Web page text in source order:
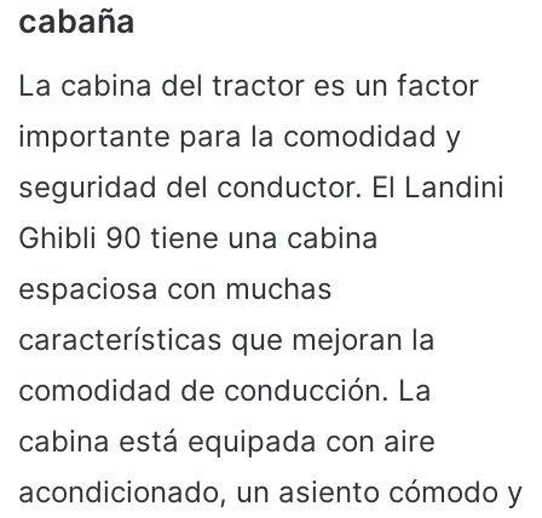
cabaña
La cabina del tractor es un factor
importante para la comodidad y
seguridad del conductor. El Landini
Ghibli 90 tiene una cabina
espaciosa con muchas
características que mejoran la
comodidad de conducción. La
cabina está equipada con aire
acondicionado, un asiento cómodo y